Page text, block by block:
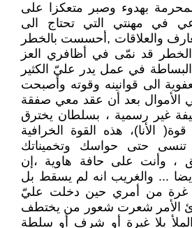
بهدوء وصبر متعكزا على
في مهنتي التي تحتاج الى
والعلاقات ,أحسست بالخطر
الخطر قد نمّى في أظافري العز
البساطة في عمل يدر عليّ الكثير
الى قوانينه وقوته وأصبحت
الأموال بعد أن عقد معي صفقة
غير رسمية ، بسلطان يخترق
الأنا)، هذه القوة الخرافية
تنسى حتى حواسك وتخميناتك
، وأنت على حافة هاوية ،إن
... والغريب انه لم يسقط بل
من أمري حين دخلت عليّ
الأمر شعرت شعور من يختطف
بلا غيرة أو شرف أو سلطة